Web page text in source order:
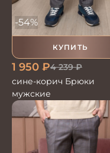
КУПИТЬ
-54%
1 950 ₽4 239₽
сине-корич Брюки
мужские